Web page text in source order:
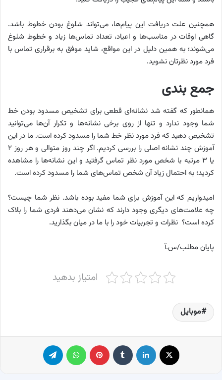
همچنین علت دریافت این پیام‌ها، می‌تواند شلوغ بودن خطوط باشد.
گاهی اوقات در مناسب‌ها و اعیاد، تعداد تماس‌ها زیاد و خطوط شلوغ
می‌شوند؛ به همین دلیل در این مواقع، شاید موفق به برقراری تماس با
فرد مورد نظرتان نشوید.
جمع بندی
همانطور که گفته شد نشانه‌ای قطعی برای تشخیص مسدود بودن خط
شما وجود ندارد و تنها از روی برخی نشانه‌ها و تکرار آن‌ها می‌توانید
تشخیص دهید که فرد مورد نظر خط شما را مسدود کرده است. ما در این
آموزش چند نشانه اصلی را بررسی کردیم. اگر چند روز متوالی و هر روز ۲
یا ۳ مرتبه با شخص مورد نظر تماس گرفتید و این نشانه‌ها را مشاهده
کردید؛ به احتمال زیاد آن شخص تماس‌های شما را مسدود کرده است.
امیدواریم که این آموزش برای شما مفید بوده باشد. نظر شما چیست؟
چه علامت‌های دیگری وجود دارند که نشان می‌دهند فردی شما را بلاک
کرده است؟ نظرات و تجربیات خود را با ما در میان بگذارید.
پایان مطلب/س.آ
امتیاز بدهید
موبایل
لینکدین ‫تامبلر پینترست